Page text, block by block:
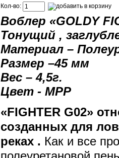
Кол-во:
Воблер «GOLDY
Тонущий ,
Материал –
Размер –45 мм
Вес – 4,5г.
Цвет - MPP
«FIGHTER G02»
созданных для
реках . Как и все